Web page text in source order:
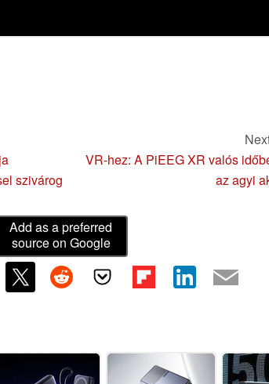
szivárog
VR-hez: A PiEEG XR valós
az agyi
Add as a preferred
source on Google